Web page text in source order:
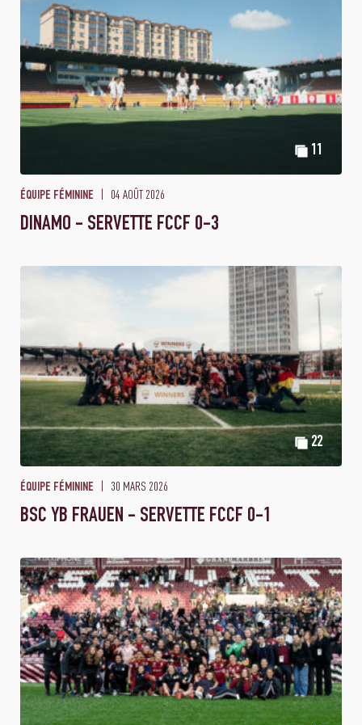
11
ÉQUIPE FÉMININE 04 AOÛT 2026
DINAMO - SERVETTE FCCF 0-3
22
ÉQUIPE FÉMININE 30 MARS 2026
BSC YB FRAUEN - SERVETTE FCCF 0-1